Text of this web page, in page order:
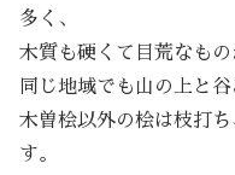
多く、
木質も硬くて目荒なもの
同じ地域でも山の上と
木曽桧以外の桧は枝打
す。